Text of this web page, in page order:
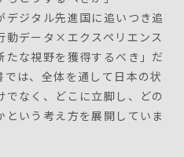
デジタル先進国に追いつき追
動データ×エクスペリエンス
な視野を獲得するべき」だ
は、全体を通して日本の状
なく、どこに立脚し、どの
いう考え方を展開していま